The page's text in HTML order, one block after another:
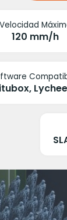
Velocidad
120 mm/h